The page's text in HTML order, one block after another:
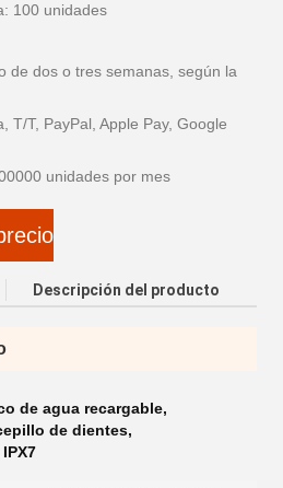
100 unidades
de dos o tres semanas, según la
T/T, PayPal, Apple Pay, Google
unidades por mes
Descripción del producto
de agua recargable,
de dientes,